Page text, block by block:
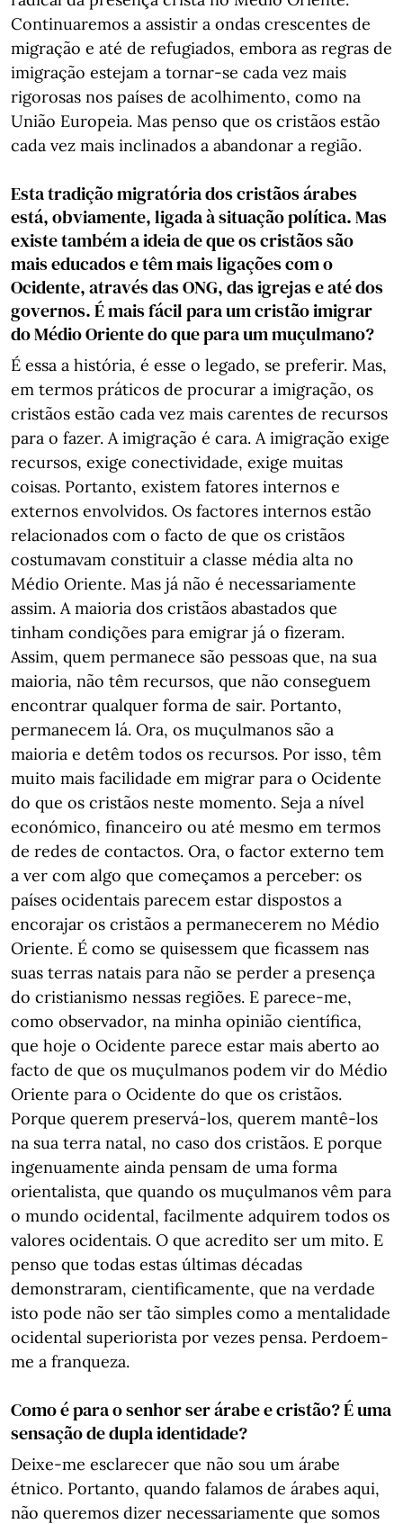
Continuaremos a assistir a ondas crescentes de
migração e até de refugiados, embora as regras de
imigração estejam a tornar-se cada vez mais
rigorosas nos países de acolhimento, como na
União Europeia. Mas penso que os cristãos estão
cada vez mais inclinados a abandonar a região.
Esta tradição migratória dos cristãos árabes
está, obviamente, ligada à situação política. Mas
existe também a ideia de que os cristãos são
mais educados e têm mais ligações com o
Ocidente, através das ONG, das igrejas e até dos
governos. É mais fácil para um cristão imigrar
do Médio Oriente do que para um muçulmano?
É essa a história, é esse o legado, se preferir. Mas,
em termos práticos de procurar a imigração, os
cristãos estão cada vez mais carentes de recursos
para o fazer. A imigração é cara. A imigração exige
recursos, exige conectividade, exige muitas
coisas. Portanto, existem fatores internos e
externos envolvidos. Os factores internos estão
relacionados com o facto de que os cristãos
costumavam constituir a classe média alta no
Médio Oriente. Mas já não é necessariamente
assim. A maioria dos cristãos abastados que
tinham condições para emigrar já o fizeram.
Assim, quem permanece são pessoas que, na sua
maioria, não têm recursos, que não conseguem
encontrar qualquer forma de sair. Portanto,
permanecem lá. Ora, os muçulmanos são a
maioria e detêm todos os recursos. Por isso, têm
muito mais facilidade em migrar para o Ocidente
do que os cristãos neste momento. Seja a nível
económico, financeiro ou até mesmo em termos
de redes de contactos. Ora, o factor externo tem
a ver com algo que começamos a perceber: os
países ocidentais parecem estar dispostos a
encorajar os cristãos a permanecerem no Médio
Oriente. É como se quisessem que ficassem nas
suas terras natais para não se perder a presença
do cristianismo nessas regiões. E parece-me,
como observador, na minha opinião científica,
que hoje o Ocidente parece estar mais aberto ao
facto de que os muçulmanos podem vir do Médio
Oriente para o Ocidente do que os cristãos.
Porque querem preservá-los, querem mantê-los
na sua terra natal, no caso dos cristãos. E porque
ingenuamente ainda pensam de uma forma
orientalista, que quando os muçulmanos vêm para
o mundo ocidental, facilmente adquirem todos os
valores ocidentais. O que acredito ser um mito. E
penso que todas estas últimas décadas
demonstraram, cientificamente, que na verdade
isto pode não ser tão simples como a mentalidade
ocidental superiorista por vezes pensa. Perdoem-
me a franqueza.
Como é para o senhor ser árabe e cristão? É uma
sensação de dupla identidade?
Deixe-me esclarecer que não sou um árabe
étnico. Portanto, quando falamos de árabes aqui,
não queremos dizer necessariamente que somos